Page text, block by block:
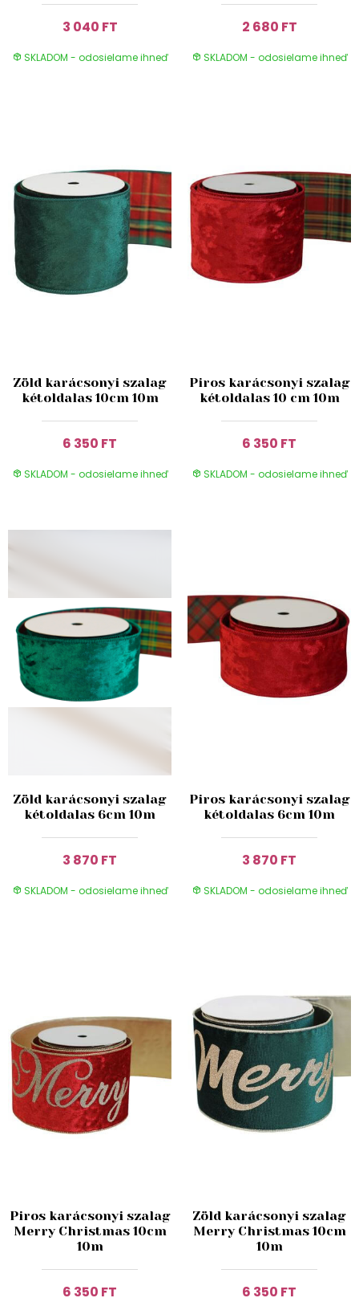
3 040 FT
SKLADOM - odosielame ihneď
2 680 FT
SKLADOM - odosielame ihneď
Zöld karácsonyi szalag
kétoldalas 10cm 10m
6 350 FT
SKLADOM - odosielame ihneď
Piros karácsonyi szalag
kétoldalas 10 cm 10m
6 350 FT
SKLADOM - odosielame ihneď
Zöld karácsonyi szalag
kétoldalas 6cm 10m
3 870 FT
SKLADOM - odosielame ihneď
Piros karácsonyi szalag
kétoldalas 6cm 10m
3 870 FT
SKLADOM - odosielame ihneď
Piros karácsonyi szalag
Merry Christmas 10cm
10m
6 350 FT
Zöld karácsonyi szalag
Merry Christmas 10cm
10m
6 350 FT